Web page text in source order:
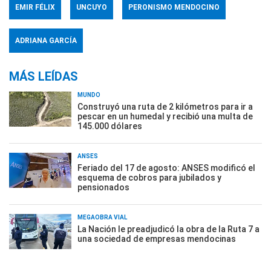
EMIR FÉLIX UNCUYO PERONISMO MENDOCINO
ADRIANA GARCÍA
MÁS LEÍDAS
MUNDO
Construyó una ruta de 2 kilómetros para ir a
pescar en un humedal y recibió una multa de
145.000 dólares
ANSES
Feriado del 17 de agosto: ANSES modificó el
esquema de cobros para jubilados y
pensionados
MEGAOBRA VIAL
La Nación le preadjudicó la obra de la Ruta 7 a
una sociedad de empresas mendocinas